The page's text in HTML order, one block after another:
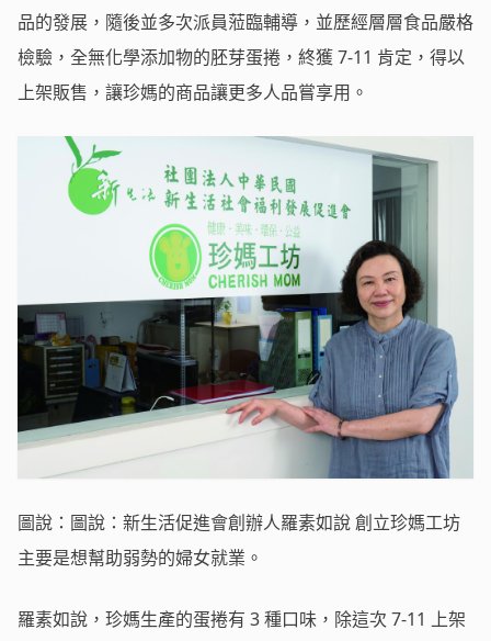
品的發展，隨後並多次派員蒞臨輔導，並歷經層層食品嚴格
檢驗，全無化學添加物的胚芽蛋捲，終獲 7-11 肯定，得以
上架販售，讓珍媽的商品讓更多人品嘗享用。
圖說：圖說：新生活促進會創辦人羅素如說 創立珍媽工坊
主要是想幫助弱勢的婦女就業。
羅素如說，珍媽生產的蛋捲有 3 種口味，除這次 7-11 上架